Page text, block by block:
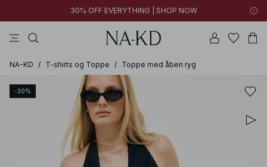
30% OFF EVERYTHING | SHOP NOW
NA-KD / T-shirts og Toppe / Toppe med åben ryg
-30%